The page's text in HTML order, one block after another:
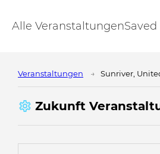
Alle Veranstaltungen
Veranstaltungen Sunriver,
Zukunft